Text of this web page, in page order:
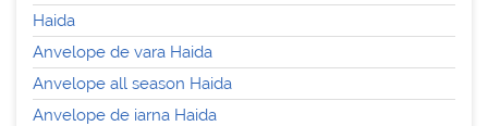
Haida
Anvelope de vara Haida
Anvelope all season Haida
Anvelope de iarna Haida